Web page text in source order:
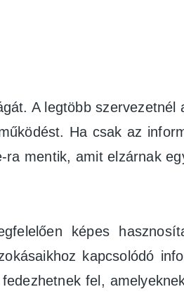
A legtöbb szervezetnél
Ha csak az
mentik, amit elzárnak
képes
kapcsolódó
fel,